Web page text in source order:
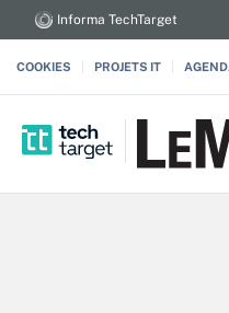
Informa TechTarget
COOKIES PROJETS IT